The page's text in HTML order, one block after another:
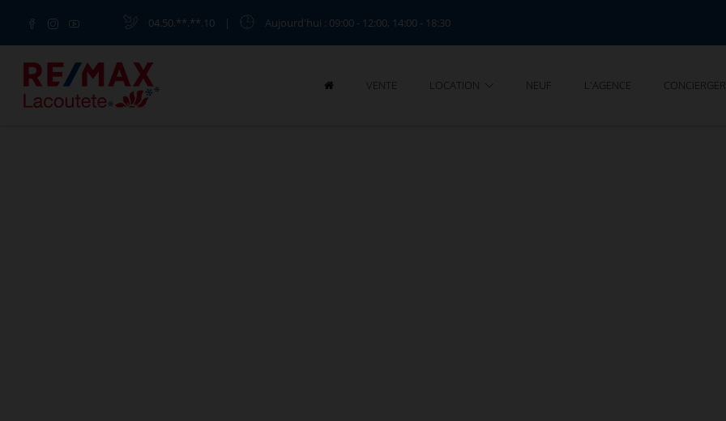
04.50.**.**.10 | Aujourd'hui : 09:00 - 12:00, 14:00 - 18:30
VENTE LOCATION NEUF L'AGENCE